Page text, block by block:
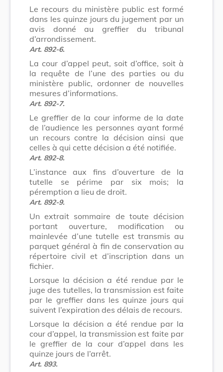
Le recours du ministère public est formé
dans les quinze jours du jugement par un
avis donné au greffier du tribunal
d’arrondissement.
Art. 892-6.
La cour d’appel peut, soit d’office, soit à
la requête de l’une des parties ou du
ministère public, ordonner de nouvelles
mesures d’informations.
Art. 892-7.
Le greffier de la cour informe de la date
de l’audience les personnes ayant formé
un recours contre la décision ainsi que
celles à qui cette décision a été notifiée.
Art. 892-8.
L’instance aux fins d’ouverture de la
tutelle se périme par six mois; la
péremption a lieu de droit.
Art. 892-9.
Un extrait sommaire de toute décision
portant ouverture, modification ou
mainlevée d’une tutelle est transmis au
parquet général à fin de conservation au
répertoire civil et d’inscription dans un
fichier.
Lorsque la décision a été rendue par le
juge des tutelles, la transmission est faite
par le greffier dans les quinze jours qui
suivent l’expiration des délais de recours.
Lorsque la décision a été rendue par la
cour d’appel, la transmission est faite par
le greffier de la cour d’appel dans les
quinze jours de l’arrêt.
Art. 893.